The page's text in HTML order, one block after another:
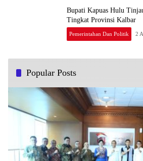
Bupati Kapuas Hulu
Tingkat Provinsi Kalbar
Pemerintahan Dan Politik 2
Popular Posts